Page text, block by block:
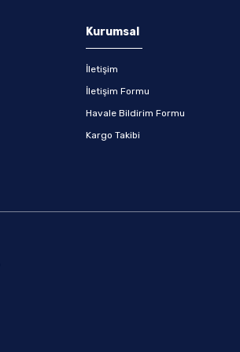
Kurumsal
İletişim
İletişim Formu
Havale Bildirim Formu
Kargo Takibi